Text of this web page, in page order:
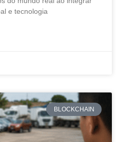
e tecnologia
BLOCKCHAIN